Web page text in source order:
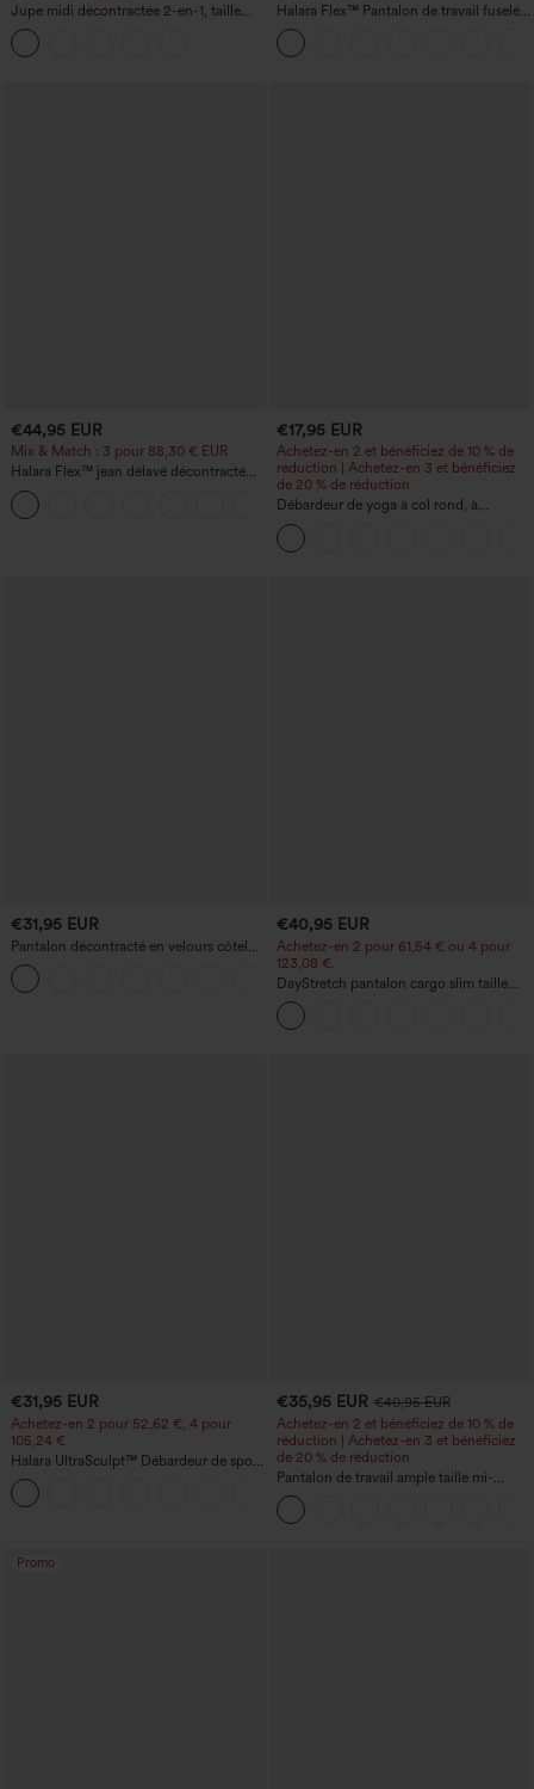
Jupe midi décontractée 2-en-1, taille
haute à effet gainant, froncée avec
ourlet arrondi, en polaire et PU
Halara Flex™ Pantalon de travail fuselé,
uni, taille haute, avec poches
€44,95 EUR
Mix & Match : 3 pour 88,30 € EUR
Halara Flex™ jean délavé décontracté
taille haute à poches, coupe baggy à
jambe large
+2
€17,95 EUR
Achetez-en 2 et bénéficiez de 10 % de
réduction | Achetez-en 3 et bénéficiez
de 20 % de réduction
Débardeur de yoga à col rond, à
fronces, effet rafraîchissant - UPF50+
€31,95 EUR
Pantalon décontracté en velours côtelé,
taille mi-haute, poche zippée
+7
€40,95 EUR
Achetez-en 2 pour 61,54 € ou 4 pour
123,08 €.
DayStretch pantalon cargo slim taille
haute, poches zippées, uni
€31,95 EUR
Achetez-en 2 pour 52,62 €, 4 pour
105,24 €
Halara UltraSculpt™ Débardeur de sport
à col rond et ourlet arrondi
€35,95 EUR €40,95 EUR
Achetez-en 2 et bénéficiez de 10 % de
réduction | Achetez-en 3 et bénéficiez
de 20 % de réduction
Pantalon de travail ample taille mi-
haute, coupe « barrel » (jambe en forme
de tonneau) avec poches
Promo